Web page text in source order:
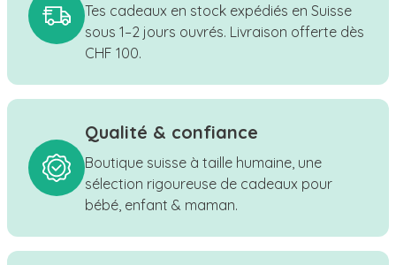
Tes cadeaux en stock expédiés en Suisse
sous 1–2 jours ouvrés. Livraison offerte dès
CHF 100.
Qualité & confiance
Boutique suisse à taille humaine, une
sélection rigoureuse de cadeaux pour
bébé, enfant & maman.